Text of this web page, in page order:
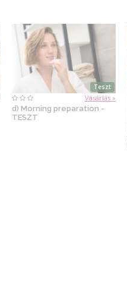
Teszt
Vásárlás »
d) Morning preparation -
TESZT